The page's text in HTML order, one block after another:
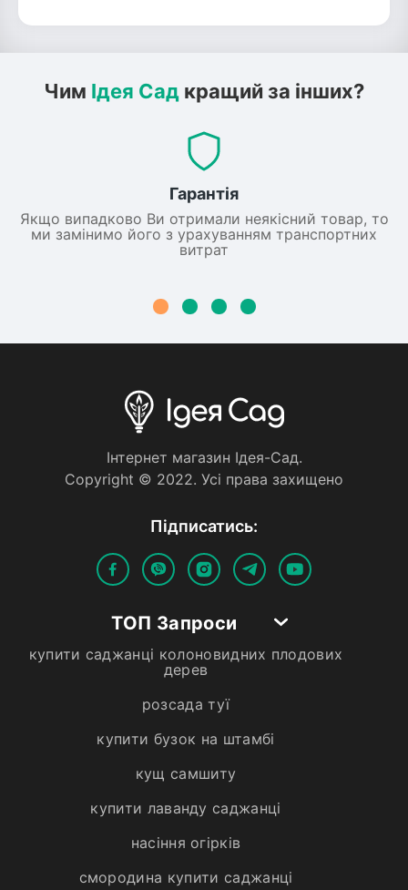
Чим Ідея Сад кращий за інших?
Гарантія
Якщо випадково Ви отримали неякісний товар, то
ми замінимо його з урахуванням транспортних
витрат
Iнтернет магазин Iдея-Сад.
Copyright © 2022. Усi права захищено
Пiдписатись:
ТОП Запроси
купити саджанці колоновидних плодових
дерев
розсада туї
купити бузок на штамбі
кущ самшиту
купити лаванду саджанці
насіння огірків
смородина купити саджанці